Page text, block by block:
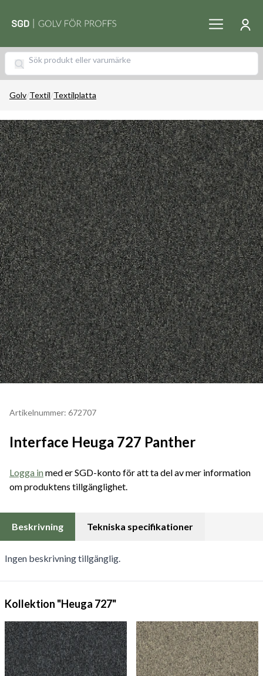
Golv/Textil/Textilplatta
Artikelnummer: 672707
Interface Heuga 727 Panther
Logga inmed er SGD-konto för att ta del av mer information
om produktens tillgänglighet.
Beskrivning Tekniska specifikationer
Ingen beskrivning tillgänglig.
Kollektion "Heuga 727"